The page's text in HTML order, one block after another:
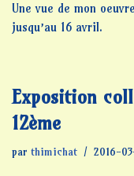
Une vue de mon
jusqu’au 16 avril.
Exposition
12ème
par thimichat 2016-